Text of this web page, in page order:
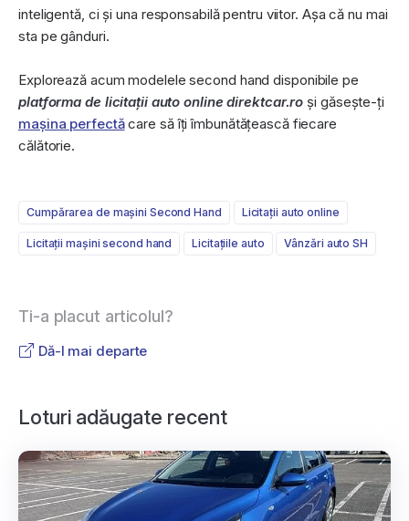
inteligentă, ci și una responsabilă pentru viitor. Așa că nu mai
sta pe gânduri.
Explorează acum modelele second hand disponibile pe
platforma de licitații auto online direktcar.ro și găsește-ți
mașina perfectăcare să îți îmbunătățească fiecare
călătorie.
Cumpǎrarea de maşini Second Hand Licitații auto online
Licitații maşini second hand Licitațiile auto Vânzǎri auto SH
Ti-a placut articolul?
Dă-l mai departe
Loturi adăugate recent